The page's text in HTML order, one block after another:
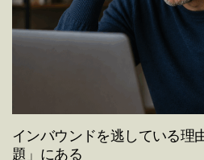
インバウンドを逃している理
題」にある